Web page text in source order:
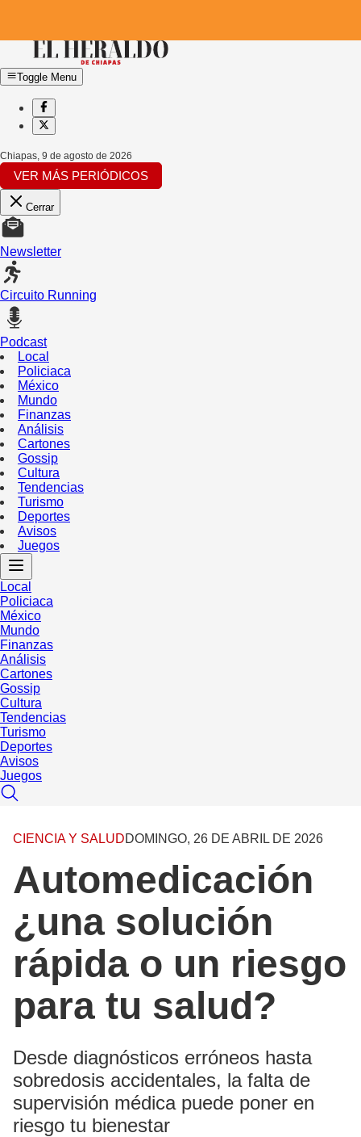
Toggle Menu
Chiapas, 9 de agosto de 2026
VER MÁS PERIÓDICOS
Cerrar
Newsletter
Circuito Running
Podcast
Local
Policiaca
México
Mundo
Finanzas
Análisis
Cartones
Gossip
Cultura
Tendencias
Turismo
Deportes
Avisos
Juegos
Local
Policiaca
México
Mundo
Finanzas
Análisis
Cartones
Gossip
Cultura
Tendencias
Turismo
Deportes
Avisos
Juegos
CIENCIA Y SALUDDOMINGO, 26 DE ABRIL DE 2026
Automedicación
¿una solución
rápida o un riesgo
para tu salud?
Desde diagnósticos erróneos hasta
sobredosis accidentales, la falta de
supervisión médica puede poner en
riesgo tu bienestar